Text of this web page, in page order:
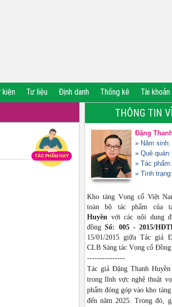
kiện Tư liệu Định danh Thống kê Tài khoản
THÔNG TIN
Đặng
» Năm sinh:
» Quê quán:
» Tác phẩm:
» Tình trạng:
Kho tàng Vọng cổ Việt
toàn bộ tác phẩm của
Huyền với các nội dung
đồngSố: 005 - 2015/
15/01/2015 giữa Tác giả
CLB Sáng tác Vọng cổ Đồng
---------------
Tác giả Đặng Thanh
trong lĩnh vực nghệ thuật
phẩm đóng góp vào kho
đến năm 2025. Trong đó,